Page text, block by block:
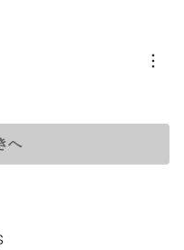
へ